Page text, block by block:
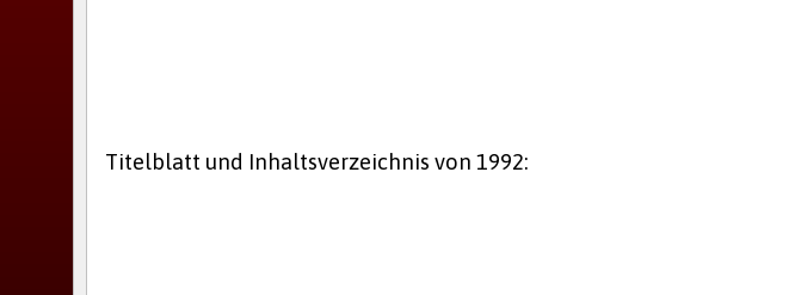
Titelblatt und Inhaltsverzeichnis von 1992: